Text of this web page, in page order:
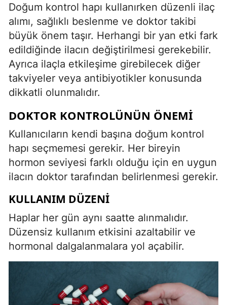
Doğum kontrol hapı kullanırken düzenli ilaç
alımı, sağlıklı beslenme ve doktor takibi
büyük önem taşır. Herhangi bir yan etki fark
edildiğinde ilacın değiştirilmesi gerekebilir.
Ayrıca ilaçla etkileşime girebilecek diğer
takviyeler veya antibiyotikler konusunda
dikkatli olunmalıdır.
DOKTOR KONTROLÜNÜN ÖNEMI
Kullanıcıların kendi başına doğum kontrol
hapı seçmemesi gerekir. Her bireyin
hormon seviyesi farklı olduğu için en uygun
ilacın doktor tarafından belirlenmesi gerekir.
KULLANIM DÜZENI
Haplar her gün aynı saatte alınmalıdır.
Düzensiz kullanım etkisini azaltabilir ve
hormonal dalgalanmalara yol açabilir.